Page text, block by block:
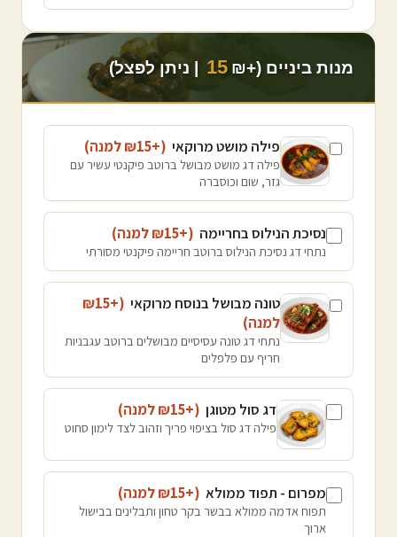
מנות ביניים (+₪ 15 | ניתן לפצל)
פילה מושט מרוקאי (+₪
15 למנה)
פילה דג מושט מבושל ברוטב פיקנטי עשיר עם
גזר, שום וכוסברה
נסיכת הנילוס בחריימה (+₪
15 למנה)
נתחי דג נסיכת הנילוס ברוטב חריימה פיקנטי מסורתי
טונה מבושל בנוסח מרוקאי (+₪
15
למנה)
נתחי דג טונה עסיסיים מבושלים ברוטב עגבניות
חריף עם פלפלים
דג סול מטוגן (+₪
15 למנה)
פילה דג סול בציפוי פריך וזהוב לצד לימון סחוט
מפרום - תפוד ממולא (+₪
15 למנה)
תפוח אדמה ממולא בבשר בקר טחון ותבלינים בבישול
ארוך